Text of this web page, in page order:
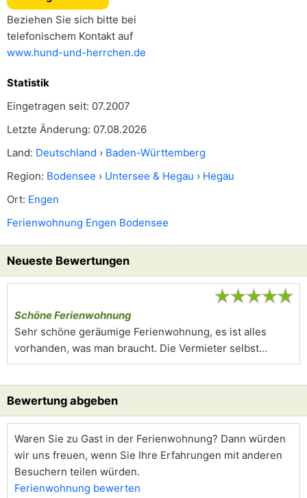
Beziehen Sie sich bitte bei
telefonischem Kontakt auf
www.hund-und-herrchen.de
Statistik
Eingetragen seit: 07.2007
Letzte Änderung: 07.08.2026
Land: Deutschland › Baden-Württemberg
Region: Bodensee › Untersee & Hegau › Hegau
Ort: Engen
Ferienwohnung Engen Bodensee
Neueste Bewertungen
★★★★★
Schöne Ferienwohnung
Sehr schöne geräumige Ferienwohnung, es ist alles
vorhanden, was man braucht. Die Vermieter selbst...
Bewertung abgeben
Waren Sie zu Gast in der Ferienwohnung? Dann würden
wir uns freuen, wenn Sie Ihre Erfahrungen mit anderen
Besuchern teilen würden.
Ferienwohnung bewerten